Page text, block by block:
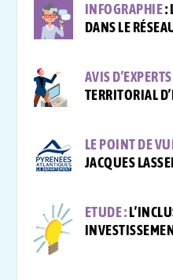
INFOGRAPHIE:
DANS LE
AVIS
TERRITORIAL
LE POINT DE
JACQUES
ETUDE :